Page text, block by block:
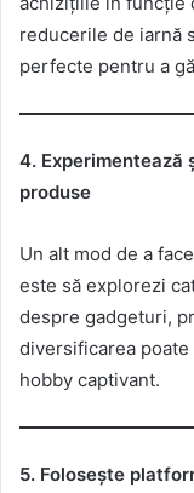
reducerile de iarnă
perfecte pentru a
4. Experimentează
produse
Un alt mod de a
este să explorezi
despre gadgeturi,
diversificarea
hobby captivant.
5. Folosește